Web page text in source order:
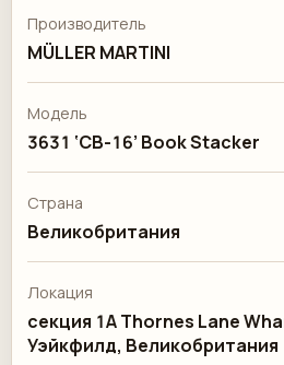
Производитель
MÜLLER MARTINI
Модель
3631 ‘CB-16’ Book Stacker
Страна
Великобритания
Локация
секция 1A Thornes Lane
Уэйкфилд, Великобритания